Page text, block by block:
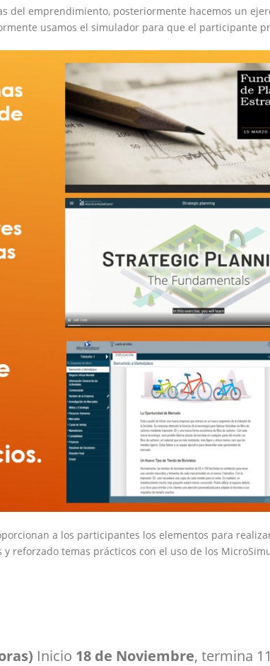
del emprendimiento, posteriormente hacemos un
usamos el simulador para que el participante
a los participantes los elementos para
reforzado temas prácticos con el uso de los
Inicio 18 de Noviembre, termina